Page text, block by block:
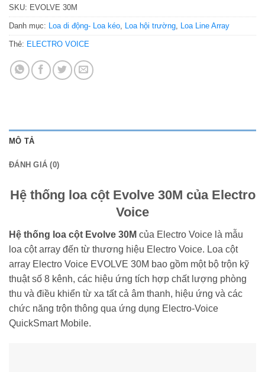
SKU: EVOLVE 30M
Danh mục: Loa di động- Loa kéo Loa hội trường Loa Line Array
Thẻ: ELECTRO VOICE
MÔ TẢ
ĐÁNH GIÁ (0)
Hệ thống loa cột Evolve 30M của Electro
Voice
Hệ thống loa cột Evolve 30M của Electro Voice là mẫu
loa cột array đến từ thương hiệu Electro Voice. Loa cột
array Electro Voice EVOLVE 30M bao gồm một bộ trộn kỹ
thuật số 8 kênh, các hiệu ứng tích hợp chất lượng phòng
thu và điều khiển từ xa tất cả âm thanh, hiệu ứng và các
chức năng trộn thông qua ứng dụng Electro-Voice
QuickSmart Mobile.